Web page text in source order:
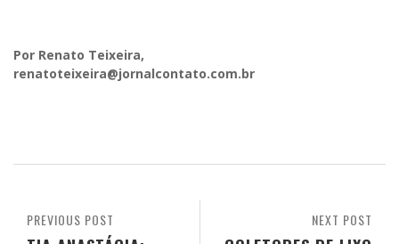
Por Renato Teixeira,
renatoteixeira@jornalcontato.com.br
NEXT POST
PREVIOUS POST